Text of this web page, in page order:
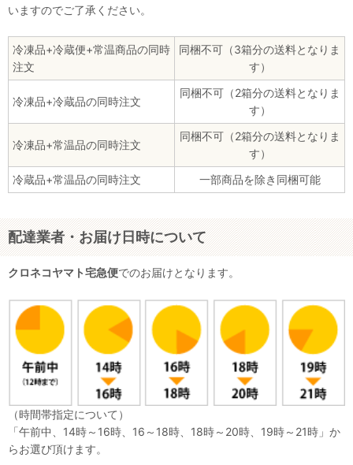
いますのでご了承ください。
冷凍品+冷蔵便+常温商品の同時
注文
同梱不可（3箱分の送料となりま
す）
冷凍品+冷蔵品の同時注文
同梱不可（2箱分の送料となりま
す）
冷凍品+常温品の同時注文
同梱不可（2箱分の送料となりま
す）
冷蔵品+常温品の同時注文
一部商品を除き同梱可能
配達業者・お届け日時について
クロネコヤマト宅急便でのお届けとなります。
（時間帯指定について）
「午前中、14時～16時、16～18時、18時～20時、19時～21時」か
らお選び頂けます。